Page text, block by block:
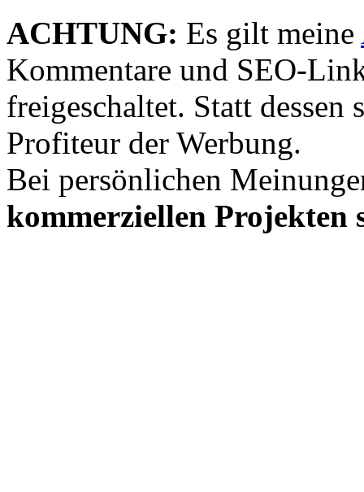
ACHTUNG: Es gilt meine
Kommentare und SEO-
freigeschaltet. Statt dessen
Profiteur der Werbung.
Bei persönlichen
kommerziellen Projekten